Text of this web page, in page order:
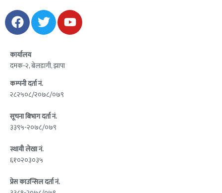
कार्यालय
दमक-२, बेलडागी, झापा
कम्पनी दर्ता नं.
२८२५०८/२०७८/०७९
सूचना बिभाग दर्ता नं.
३३९५-२०७८/०७९
स्थायी लेखा नं.
६१०२०३०३५
प्रेस काउन्सिल दर्ता नं.